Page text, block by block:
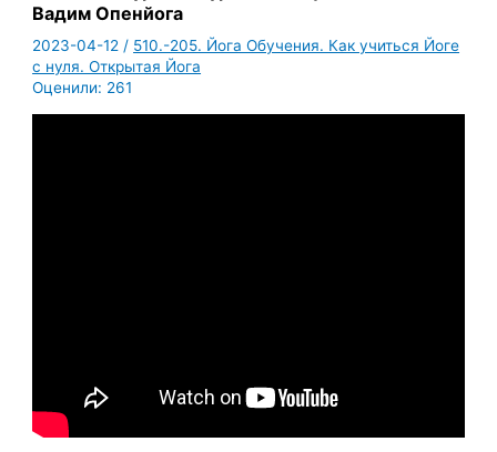
Вадим Опенйога
2023-04-12/ 510.-205. Йога Обучения. Как учиться Йоге
с нуля. Открытая Йога
Оценили: 261